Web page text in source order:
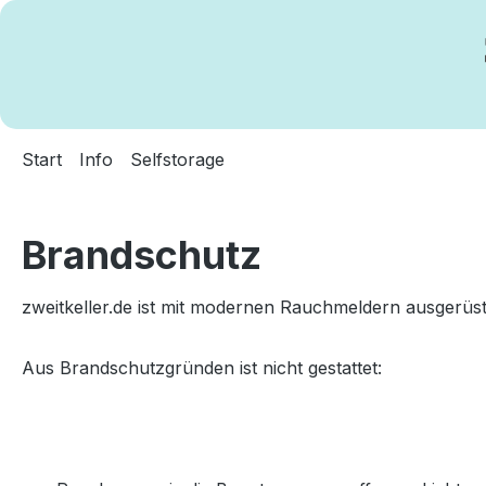
Start Info Selfstorage
Brandschutz
zweitkeller.de ist mit modernen Rauchmeldern
Aus Brandschutzgründen ist nicht gestattet: